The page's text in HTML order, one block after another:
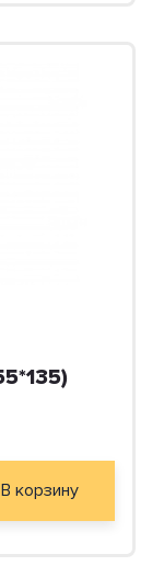
В корзину